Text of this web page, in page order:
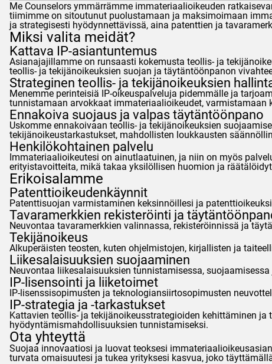
Me Counselors ymmärrämme immateriaalioikeuden
tiimimme on sitoutunut puolustamaan ja maksimoimaan
ja strategisesti hyödynnettävissä, aina patenttien ja
Miksi valita meidät?
Kattava IP-asiantuntemus
Asianajajillamme on runsaasti kokemusta teollis- ja
teollis- ja tekijänoikeuksien suojan ja täytäntöönpanon
Strateginen teollis- ja tekijänoikeuksien
Menemme perinteisiä IP-oikeuspalveluja pidemmälle ja
tunnistamaan arvokkaat immateriaalioikeudet,
Ennakoiva suojaus ja valpas täytäntöönpano
Uskomme ennakoivaan teollis- ja tekijänoikeuksien
tekijänoikeustarkastukset, mahdollisten loukkausten
Henkilökohtainen palvelu
Immateriaalioikeutesi on ainutlaatuinen, ja niin on myös
erityistavoitteita, mikä takaa yksilöllisen huomion ja
Erikoisalamme
Patenttioikeudenkäynnit
Patenttisuojan varmistaminen keksinnöillesi ja
Tavaramerkkien rekisteröinti ja
Neuvontaa tavaramerkkien valinnassa, rekisteröinnissä ja
Tekijänoikeus
Alkuperäisten teosten, kuten ohjelmistojen, kirjallisten ja
Liikesalaisuuksien suojaaminen
Neuvontaa liikesalaisuuksien tunnistamisessa,
IP-lisensointi ja liiketoimet
IP-lisenssisopimusten ja teknologiansiirtosopimusten
IP-strategia ja -tarkastukset
Kattavien teollis- ja tekijänoikeusstrategioiden kehittäminen
hyödyntämismahdollisuuksien tunnistamiseksi.
Ota yhteyttä
Suojaa innovaatiosi ja luovat teoksesi
turvata omaisuutesi ja tukea yrityksesi kasvua, joko